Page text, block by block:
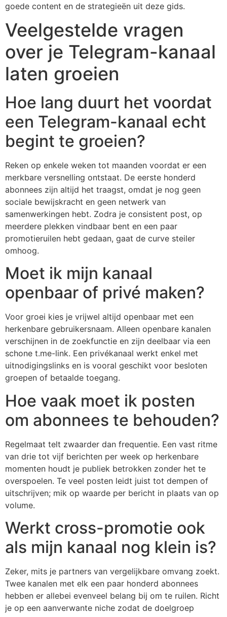
goede content en de strategieën uit deze gids.
Veelgestelde vragen
over je Telegram-kanaal
laten groeien
Hoe lang duurt het voordat
een Telegram-kanaal echt
begint te groeien?
Reken op enkele weken tot maanden voordat er een
merkbare versnelling ontstaat. De eerste honderd
abonnees zijn altijd het traagst, omdat je nog geen
sociale bewijskracht en geen netwerk van
samenwerkingen hebt. Zodra je consistent post, op
meerdere plekken vindbaar bent en een paar
promotieruilen hebt gedaan, gaat de curve steiler
omhoog.
Moet ik mijn kanaal
openbaar of privé maken?
Voor groei kies je vrijwel altijd openbaar met een
herkenbare gebruikersnaam. Alleen openbare kanalen
verschijnen in de zoekfunctie en zijn deelbaar via een
schone t.me-link. Een privékanaal werkt enkel met
uitnodigingslinks en is vooral geschikt voor besloten
groepen of betaalde toegang.
Hoe vaak moet ik posten
om abonnees te behouden?
Regelmaat telt zwaarder dan frequentie. Een vast ritme
van drie tot vijf berichten per week op herkenbare
momenten houdt je publiek betrokken zonder het te
overspoelen. Te veel posten leidt juist tot dempen of
uitschrijven; mik op waarde per bericht in plaats van op
volume.
Werkt cross-promotie ook
als mijn kanaal nog klein is?
Zeker, mits je partners van vergelijkbare omvang zoekt.
Twee kanalen met elk een paar honderd abonnees
hebben er allebei evenveel belang bij om te ruilen. Richt
je op een aanverwante niche zodat de doelgroep